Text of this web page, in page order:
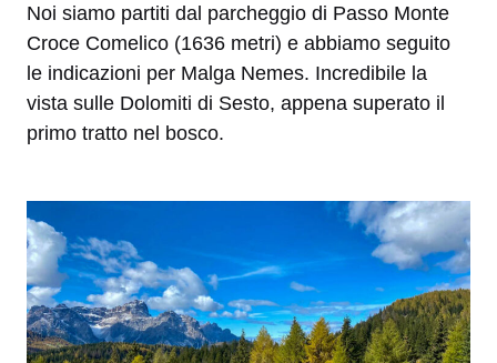
Noi siamo partiti dal parcheggio di Passo Monte
Croce Comelico (1636 metri) e abbiamo seguito
le indicazioni per Malga Nemes. Incredibile la
vista sulle Dolomiti di Sesto, appena superato il
primo tratto nel bosco.